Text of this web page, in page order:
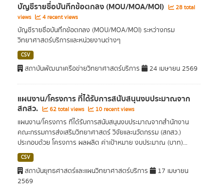
บัญชีรายชื่อบันทึกข้อตกลง (MOU/MOA/MOI)
28 total
views
4 recent views
บัญชีรายชื่อบันทึกข้อตกลง (MOU/MOA/MOI) ระหว่างกรม
วิทยาศาสตร์บริการและหน่วยงานต่างๆ
CSV
สถาบันพัฒนาเครือข่ายวิทยาศาสตร์บริการ 24 เมษายน 2569
แผนงาน/โครงการ ที่ได้รับการสนับสนุนงบประมาณจาก
สกสว. 62 total views 10 recent views
แผนงาน/โครงการ ที่ได้รับการสนับสนุนงบประมาณจากสำนักงาน
คณะกรรมการส่งเสริมวิทยาศาสตร์ วิจัยและนวัตกรรม (สกสว.)
ประกอบด้วย โครงการ ผลผลิต ค่าเป้าหมาย งบประมาณ (บาท)...
CSV
สถาบันยุทธศาสตร์และแผนวิทยาศาสตร์บริการ
17 เมษายน
2569